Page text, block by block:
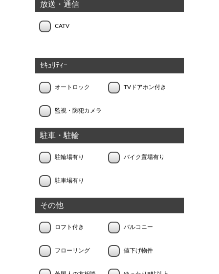
放送・通信
CATV
ｾｷｭﾘﾃｨｰ
オートロック TVドアホン付き
監視・防犯カメラ
駐車・駐輪
駐輪場有り バイク置場有り
駐車場有り
その他
ロフト付き バルコニー
フローリング 値下げ物件